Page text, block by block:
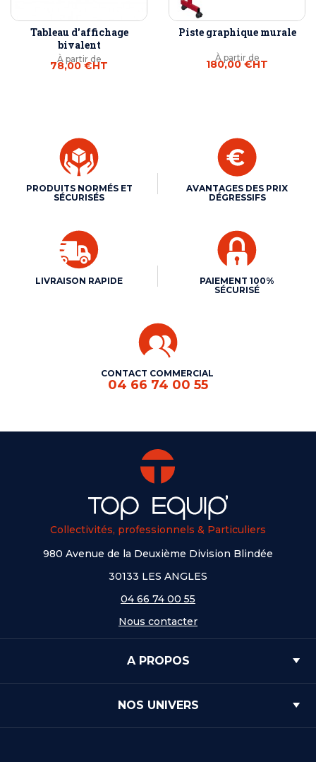
Tableau d'affichage
bivalent
À partir de
78,00 €HT
Piste graphique murale
À partir de
180,00 €HT
PRODUITS NORMÉS ET
SÉCURISÉS
AVANTAGES DES PRIX
DÉGRESSIFS
LIVRAISON RAPIDE
PAIEMENT 100%
SÉCURISÉ
CONTACT COMMERCIAL
04 66 74 00 55
Collectivités, professionnels & Particuliers
980 Avenue de la Deuxième Division Blindée
30133 LES ANGLES
04 66 74 00 55
Nous contacter
A PROPOS
NOS UNIVERS